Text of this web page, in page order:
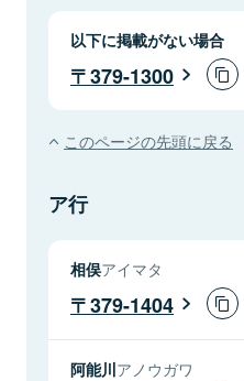
以下に掲載がない場合
379-1300
このページの先頭に戻る
ア行
相俣アイマタ
379-1404
阿能川アノウガワ